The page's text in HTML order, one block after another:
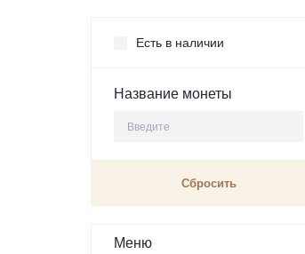
Есть в наличии
Название монеты
Меню